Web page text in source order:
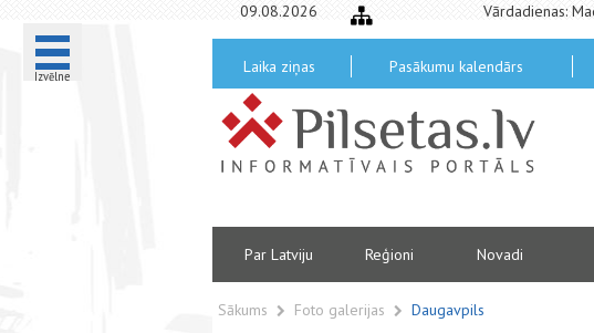
Izvēlne
09.08.2026 Vārdadienas:
Laika ziņas Pasākumu kalendārs
Par Latviju Reģioni Novadi
Sākums Foto galerijas Daugavpils